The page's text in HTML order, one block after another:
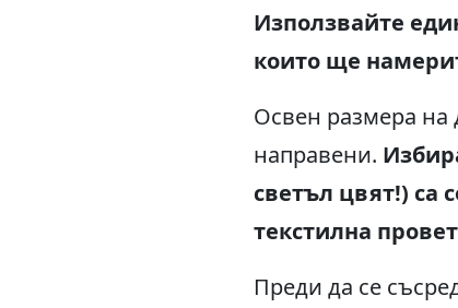
Използвайте
които ще
Освен размера на
направени.
светъл цвят!) са
текстилна
Преди да се